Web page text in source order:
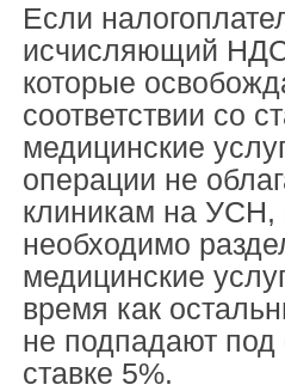
Если
исчисляющий НДС
которые
соответствии со
медицинские
операции не
клиникам на
необходимо
медицинские
время как
не подпадают под
ставке 5%.